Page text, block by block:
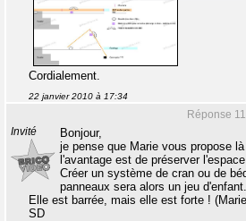
Cordialement.
22 janvier 2010 à 17:34
Réponse
Invité
Bonjour,
je pense que Marie vous propose
l'avantage est de préserver l'espace
Créer un système de cran ou de
panneaux sera alors un jeu d'enfant.
Elle est barrée, mais elle est forte !
SD